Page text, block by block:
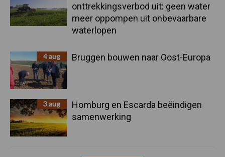
onttrekkingsverbod uit: geen water
meer oppompen uit onbevaarbare
waterlopen
4 aug Bruggen bouwen naar Oost-Europa
3 aug
Homburg en Escarda beëindigen
samenwerking